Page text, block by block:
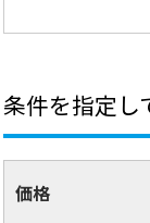
条件を指定し
価格